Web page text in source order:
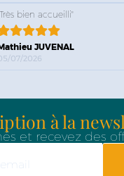
bien accueilli"
JUVENAL
07/2026
à la
et recevez des